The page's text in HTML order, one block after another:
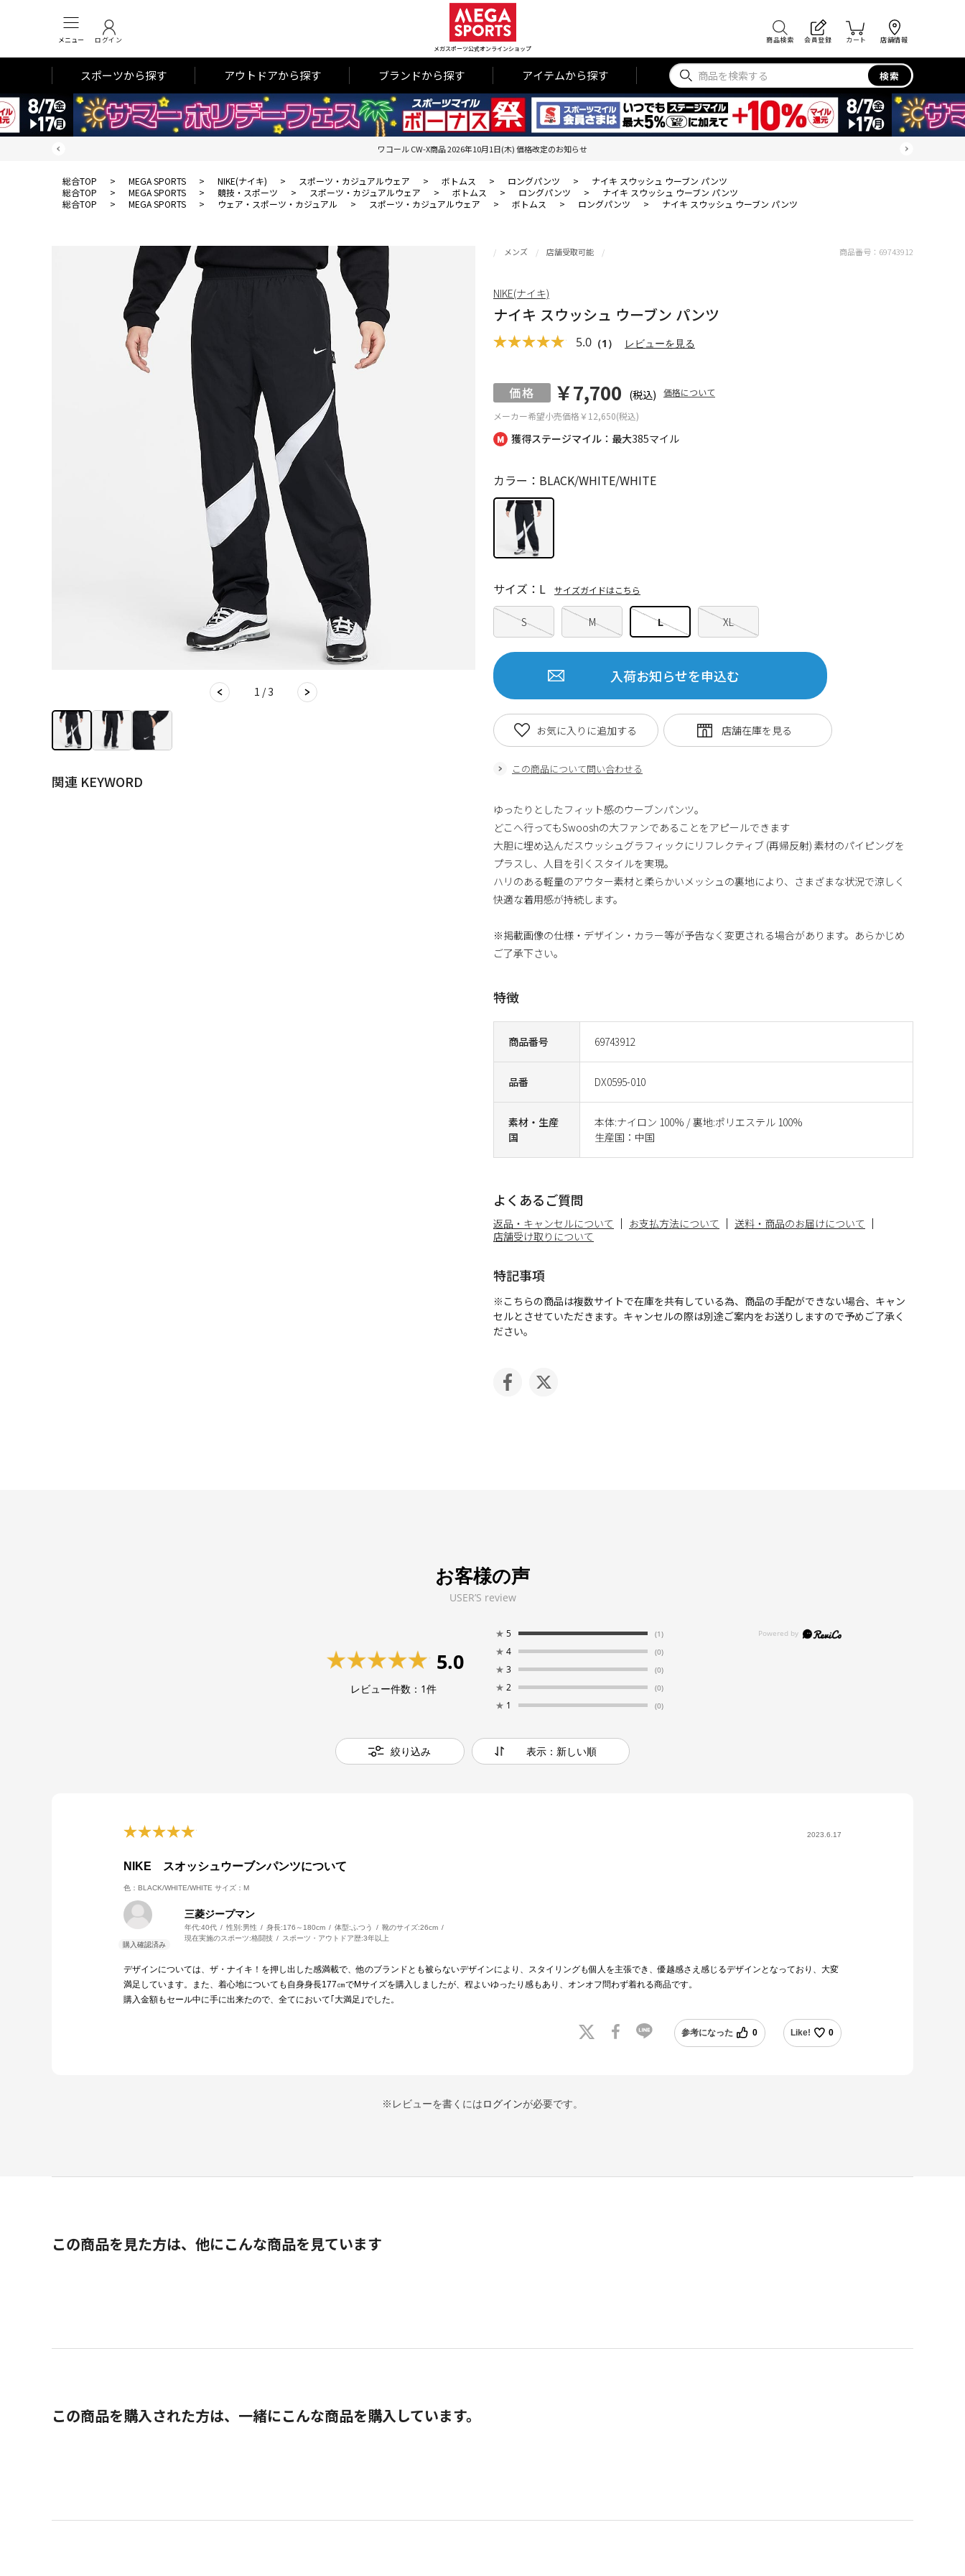
メニュー ログイン
メガスポーツ公式オンラインショップ
商品検索 会員登録 カート 店舗情報
スポーツから探す アウトドアから探す ブランドから探す アイテムから探す 検索
ワコール CW-X商品 2026年10月1日(木) 価格改定のお知らせ
総合TOP > MEGA SPORTS > NIKE(ナイキ) > スポーツ・カジュアルウェア > ボトムス > ロングパンツ >
ナイキ スウッシュ ウーブン パンツ
総合TOP
> MEGA SPORTS > 競技・スポーツ > スポーツ・カジュアルウェア > ボトムス > ロングパンツ >
ナイキ スウッシュ ウーブン パンツ
総合TOP
> MEGA SPORTS > ウェア・スポーツ・カジュアル > スポーツ・カジュアルウェア > ボトムス > ロングパンツ > ナイキ スウッシュ ウーブン パンツ
1 / 3
関連 KEYWORD
獲得ステージマイル：最大385マイル
メンズ 店舗受取可能
ナイキ スウッシュ ウーブン パンツ
5.0 （1） レビューを見る
メーカー希望小売価格￥12,650(税込)
￥7,700 (税込) 価格について
商品番号 69743912
品番 DX0595-010
素材・生産
国
本体:ナイロン 100% / 裏地:ポリエステル 100%
生産国：中国
カラー：BLACK/WHITE/WHITE
S M L XL
サイズ：L サイズガイドはこちら
入荷お知らせを申込む
この商品について問い合わせる
お気に入りに追加する
商品番号： 69743912
NIKE(ナイキ)
ゆったりとしたフィット感のウーブンパンツ。
どこへ行ってもSwooshの大ファンであることをアピールできます
大胆に埋め込んだスウッシュグラフィックにリフレクティブ (再帰反射) 素材のパイピングを
プラスし、人目を引くスタイルを実現。
ハリのある軽量のアウター素材と柔らかいメッシュの裏地により、さまざまな状況で涼しく
快適な着用感が持続します。
※掲載画像の仕様・デザイン・カラー等が予告なく変更される場合があります。あらかじめ
ご了承下さい。
特徴
よくあるご質問
返品・キャンセルについて お支払方法について
送料・商品のお届けについて
店舗受け取りについて
特記事項
※こちらの商品は複数サイトで在庫を共有している為、商品の手配ができない場合、キャン
セルとさせていただきます。キャンセルの際は別途ご案内をお送りしますので予めご了承く
ださい。
お客様の声
USER’S review
5.0
レビュー件数： 1件
★ 5 (1)
★ 4 (0)
★ 3 (0)
★ 2 (0)
★ 1 (0)
絞り込み 表示：新しい順
2023.6.17
NIKE スオッシュウーブンパンツについて
色：BLACK/WHITE/WHITE サイズ：M
三菱ジープマン
年代:40代 性別:男性 身長:176～180cm 体型: ふつう 靴のサイズ:26cm
現在実施のスポーツ:格闘技 スポーツ・アウトドア歴:3年以上
デザインについては、ザ・ナイキ！を押し出した感満載で、他のブランドとも被らないデザインにより、スタイリングも個人を主張でき、優越感さえ感じるデザインとなっており、大変
満足しています。また、着心地についても自身身長177㎝でMサイズを購入しましたが、程よいゆったり感もあり、オンオフ問わず着れる商品です。
購入金額もセール中に手に出来たので、全てにおいて｢大満足｣でした。
参考になった 0 Like! 0
※レビューを書くにはログインが必要です。
この商品を見た方は、他にこんな商品を見ています
この商品を購入された方は、一緒にこんな商品を購入しています。